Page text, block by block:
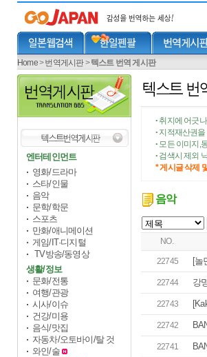
Home>번역게시판>텍스트 번역 게시판
엔터테인먼트
영화/드라마
스타/인물
음악
문학/학문
스포츠
만화/애니메이션
게임/IT·디지털
TV방송/동영상
생활/정보
문화/전통
여행/관광
시사/이슈
건강/미용
음식/맛집
자동차/오토바이/탈 것
와인/술
• 취지에 어긋
• 지적재산권
• 모든 이미지,
• 검색시 제외
* 게시글 삭제
음악
NO.
22745 [놀
22744 강
22743
22742
22741